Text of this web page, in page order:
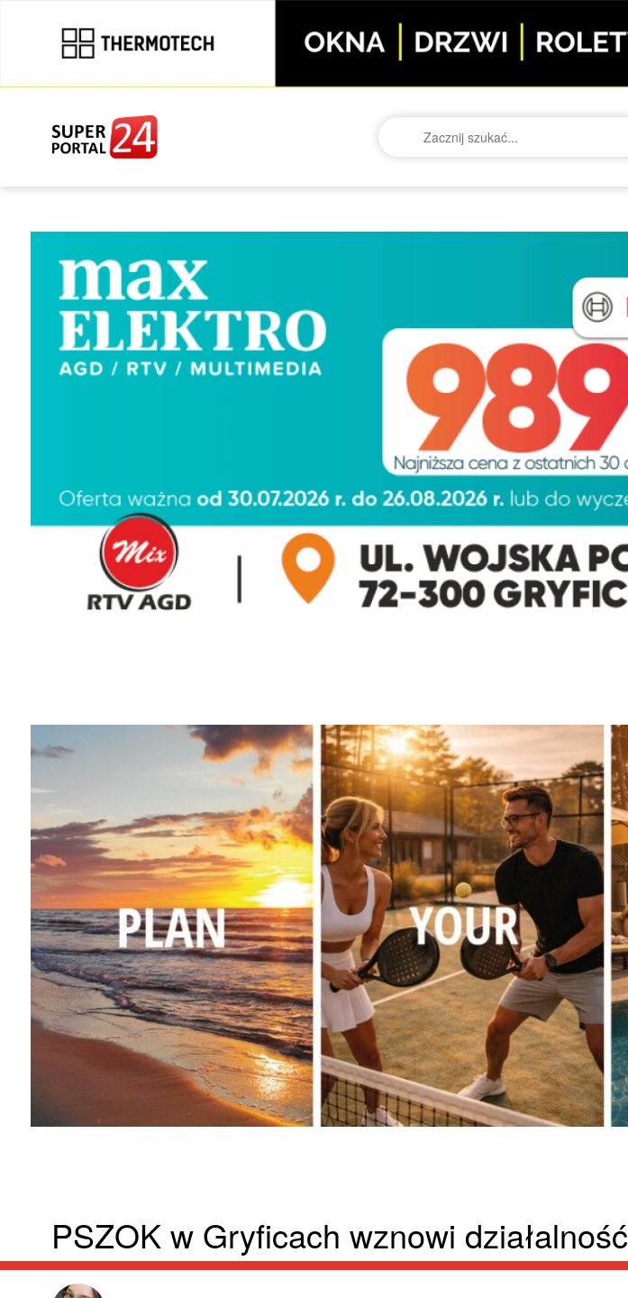
PSZOK w Gryficach wznowi działalność